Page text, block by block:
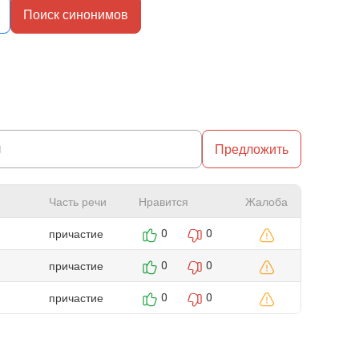
Поиск синонимов
Предложить
Часть речи Нравится
Жалоба
причастие
0 0
причастие 0 0
причастие 0 0